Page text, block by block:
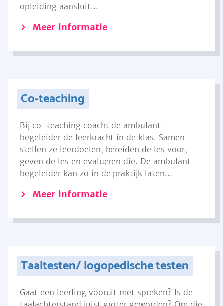
opleiding aansluit...
Meer informatie
Co-teaching
Bij co-teaching coacht de ambulant
begeleider de leerkracht in de klas. Samen
stellen ze leerdoelen, bereiden de les voor,
geven de les en evalueren die. De ambulant
begeleider kan zo in de praktijk laten...
Meer informatie
Taaltesten/ logopedische testen
Gaat een leerling vooruit met spreken? Is de
taalachterstand juist groter geworden? Om die